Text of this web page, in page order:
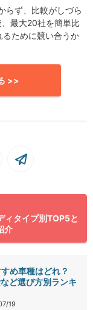
らず、比較がしづら
最大20社を簡単比
ために競い合うか
>>
ィタイプ別TOP5と
介
め車種はどれ？
ど選び方別ランキ
19